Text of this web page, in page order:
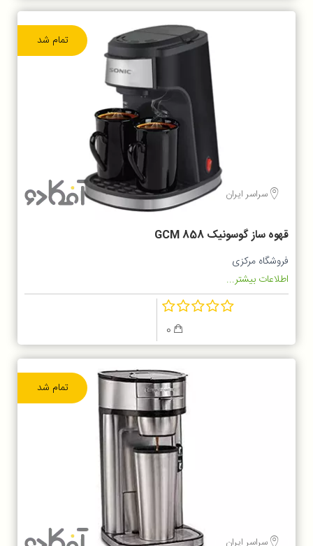
تمام شد
سراسر ایران
قهوه ساز گوسونیک GCM 858
فروشگاه مرکزی
اطلاعات بیشتر...
0
تمام شد
سراسر ایران